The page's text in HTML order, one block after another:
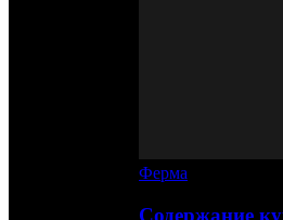
Ферма
Содержание